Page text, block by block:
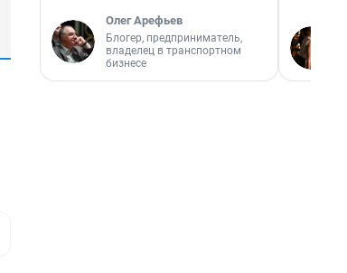
Олег Арефьев
Блогер, предприниматель,
владелец в транспортном
бизнесе